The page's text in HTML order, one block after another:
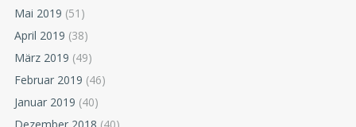
Mai 2019 (51)
April 2019 (38)
März 2019 (49)
Februar 2019 (46)
Januar 2019 (40)